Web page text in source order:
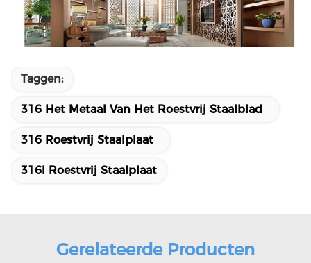
Taggen:
316 Het Metaal Van Het Roestvrij Staalblad
316 Roestvrij Staalplaat
316l Roestvrij Staalplaat
Gerelateerde Producten